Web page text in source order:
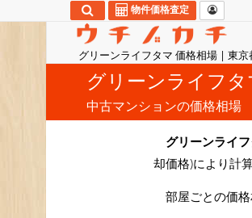
グリーンライフタマ 価格相場 | 東京
物件価格査定
グリーンライフタ
中古マンションの価格相場
グリーンライ
却価格)により計
部屋ごとの価